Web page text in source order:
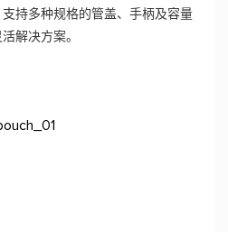
持多种规格的管盖、手柄及容量
解决方案。